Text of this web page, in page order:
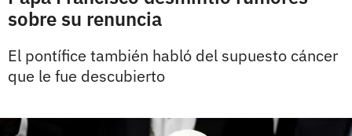
sobre su renuncia
El pontífice también habló del supuesto cáncer
que le fue descubierto